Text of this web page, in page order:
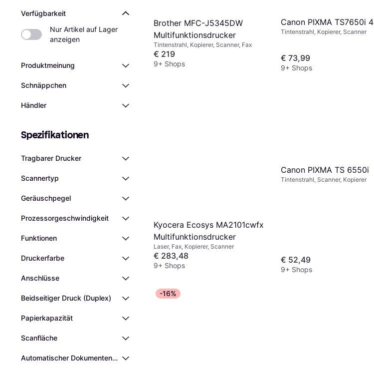
Verfügbarkeit
Nur Artikel auf Lager
anzeigen
Produktmeinung
Schnäppchen
Händler
Spezifikationen
Tragbarer Drucker
Scannertyp
Geräuschpegel
Prozessorgeschwindigkeit
Funktionen
Druckerfarbe
Anschlüsse
Beidseitiger Druck (Duplex)
Papierkapazität
Scanfläche
Automatischer Dokumenteneinzug (ADF)
Brother MFC-J5345DW
Multifunktionsdrucker
Tintenstrahl, Kopierer, Scanner, Fax
€ 219
9+ Shops
Canon PIXMA TS7650i 4
Tintenstrahl, Kopierer, Scanner
€ 73,99
9+ Shops
Kyocera Ecosys MA2101cwfx
Multifunktionsdrucker
Laser, Fax, Kopierer, Scanner
€ 283,48
9+ Shops
Canon PIXMA TS 6550i
Tintenstrahl, Scanner, Kopierer
€ 52,49
9+ Shops
-16%